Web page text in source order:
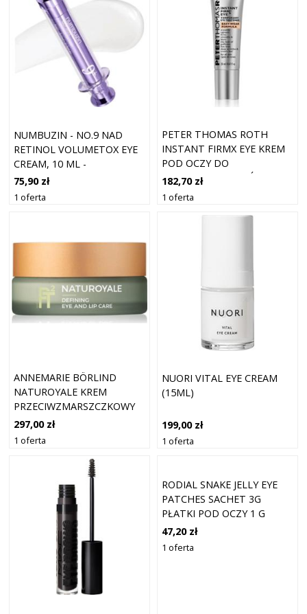
NUMBUZIN - NO.9 NAD
RETINOL VOLUMETOX EYE
CREAM, 10 ML -
LIFTINGUJĄCY KREM POD
OCZY Z KOENZYMEM NAD+
75,90 zł
1 oferta
PETER THOMAS ROTH
INSTANT FIRMX EYE KREM
POD OCZY DO
ODMŁADZANIA SKÓRY 20
ML
182,70 zł
1 oferta
ANNEMARIE BÖRLIND
NATUROYALE KREM
PRZECIWZMARSZCZKOWY
DO OKOLIC OCZU I UST 15
ML
297,00 zł
1 oferta
NUORI VITAL EYE CREAM
(15ML)
199,00 zł
1 oferta
RODIAL SNAKE JELLY EYE
PATCHES SACHET 3G
PŁATKI POD OCZY 1 G
47,20 zł
1 oferta